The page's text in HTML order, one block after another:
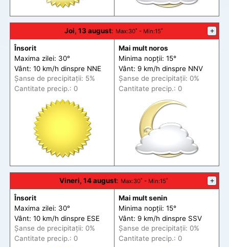
Joi, 13 august: Max:30˚ - Min:15˚ +
Însorit
Maxima zilei: 30°
Vânt: 10 km/h dinspre NNE
Șanse de precipitații: 5%
Cantitate precip.: 0
Mai mult noros
Minima nopții: 15°
Vânt: 9 km/h dinspre NNV
Șanse de precipitații: 0%
Cantitate precip.: 0
Vineri, 14 august: Max:30˚ - Min:15˚ +
Însorit
Maxima zilei: 30°
Vânt: 10 km/h dinspre ESE
Șanse de precipitații: 0%
Cantitate precip.: 0
Mai mult senin
Minima nopții: 15°
Vânt: 9 km/h dinspre SSV
Șanse de precipitații: 0%
Cantitate precip.: 0